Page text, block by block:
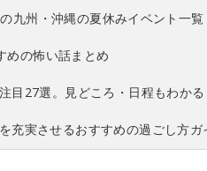
九州・沖縄の夏休みイベント一覧
めの怖い話まとめ
目27選。見どころ・日程もわかる
充実させるおすすめの過ごし方ガ